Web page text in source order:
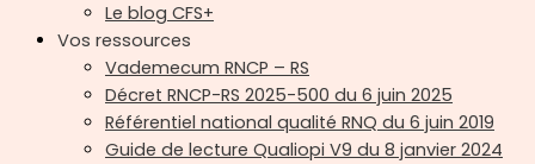
Le blog CFS+
Vos ressources
Vademecum RNCP – RS
Décret RNCP-RS 2025-500 du 6 juin 2025
Référentiel national qualité RNQ du 6 juin 2019
Guide de lecture Qualiopi V9 du 8 janvier 2024